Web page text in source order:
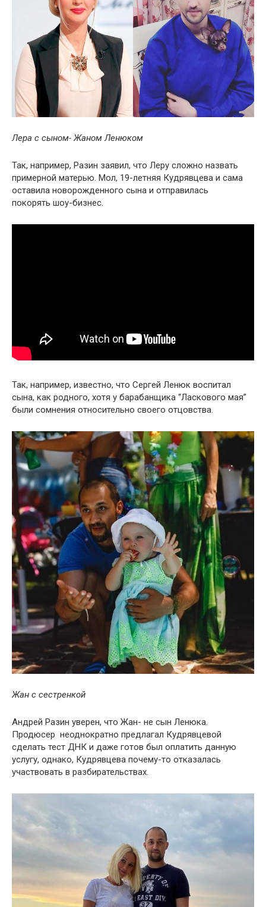
Лера с сыном- Жаном Ленюком
Так, например, Разин заявил, что Леру сложно назвать
примерной матерью. Мол, 19-летняя Кудрявцева и сама
оставила новорожденного сына и отправилась
покорять шоу-бизнес.
Так, например, известно, что Сергей Ленюк воспитал
сына, как родного, хотя у барабанщика “Ласкового мая”
были сомнения относительно своего отцовства.
Жан с сестренкой
Андрей Разин уверен, что Жан- не сын Ленюка.
Продюсер неоднократно предлагал Кудрявцевой
сделать тест ДНК и даже готов был оплатить данную
услугу, однако, Кудрявцева почему-то отказалась
участвовать в разбирательствах.